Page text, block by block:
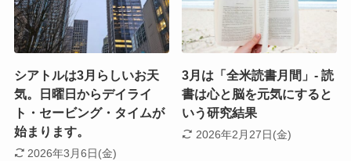
シアトルは3月らしいお天
気。日曜日からデイライ
ト・セービング・タイムが
始まります。
2026年3月6日(金)
3月は「全米読書月間」- 読
書は心と脳を元気にすると
いう研究結果
2026年2月27日(金)